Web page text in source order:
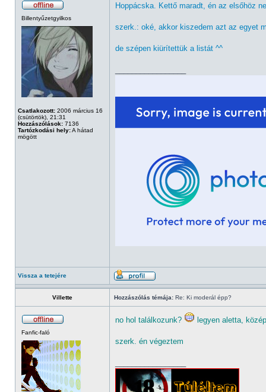
Billentyűzetgyilkos
Csatlakozott: 2006 március 16
(csütörtök), 21:31
Hozzászólások: 7136
Tartózkodási hely:A hátad
mögött
Hoppácska. Kettő maradt, én az elsőhöz
szerk.: oké, akkor kiszedem azt az egyet
de szépen kiürítettük a listát ^^
Vissza a tetejére
Villette Hozzászólás témája: Re: Ki moderál épp?
Fanfic-faló
no hol találkozunk? legyen aletta,
szerk. én végeztem